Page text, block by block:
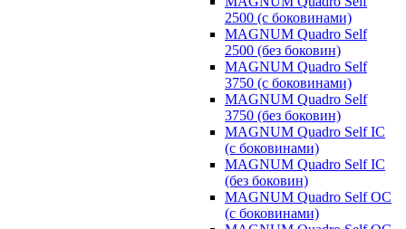
2500 (с боковинами)
MAGNUM Quadro Self
2500 (без боковин)
MAGNUM Quadro Self
3750 (с боковинами)
MAGNUM Quadro Self
3750 (без боковин)
MAGNUM Quadro Self IC
(с боковинами)
MAGNUM Quadro Self IC
(без боковин)
MAGNUM Quadro Self OC
(с боковинами)